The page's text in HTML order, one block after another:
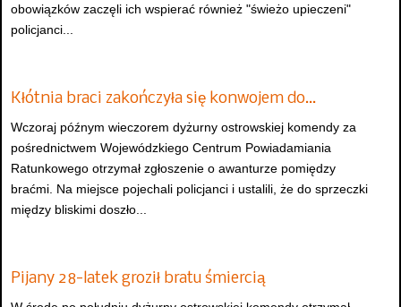
obowiązków zaczęli ich wspierać również "świeżo upieczeni"
policjanci...
Kłótnia braci zakończyła się konwojem do…
Wczoraj późnym wieczorem dyżurny ostrowskiej komendy za
pośrednictwem Wojewódzkiego Centrum Powiadamiania
Ratunkowego otrzymał zgłoszenie o awanturze pomiędzy
braćmi. Na miejsce pojechali policjanci i ustalili, że do sprzeczki
między bliskimi doszło...
Pijany 28-latek groził bratu śmiercią